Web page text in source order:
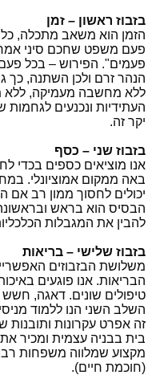
בזבוז ראשון – זמן
הזמן הוא משאב מתכלה,
פעם משפט שחכם סיני אמר
פעמים". הפירוש – בכל
הנהר זרם ולכן השתנה, כך
ללא מחשבה מעמיקה, ללא
העתידיות ונכנעים לגחמות
יקר זה.
בזבוז שני – כסף
אנו מוציאים כספים בכדי
באה ממקום אמוציונלי.
יכולים לחסוך ממון רב אם
הבסיס הוא בראש
להבין את המגבלות
בזבוז שלישי – בריאות
משלושת הבזבוזים
הבריאות. אנו פוגעים
טיפולים שונים. דאגה, חשש
השלב השני הנו ללמוד
זה אפרט עקרונות
בית בבניה עצמית ומכיר את
מקצוע שמלווה משפחות
(חוכמת חיים).